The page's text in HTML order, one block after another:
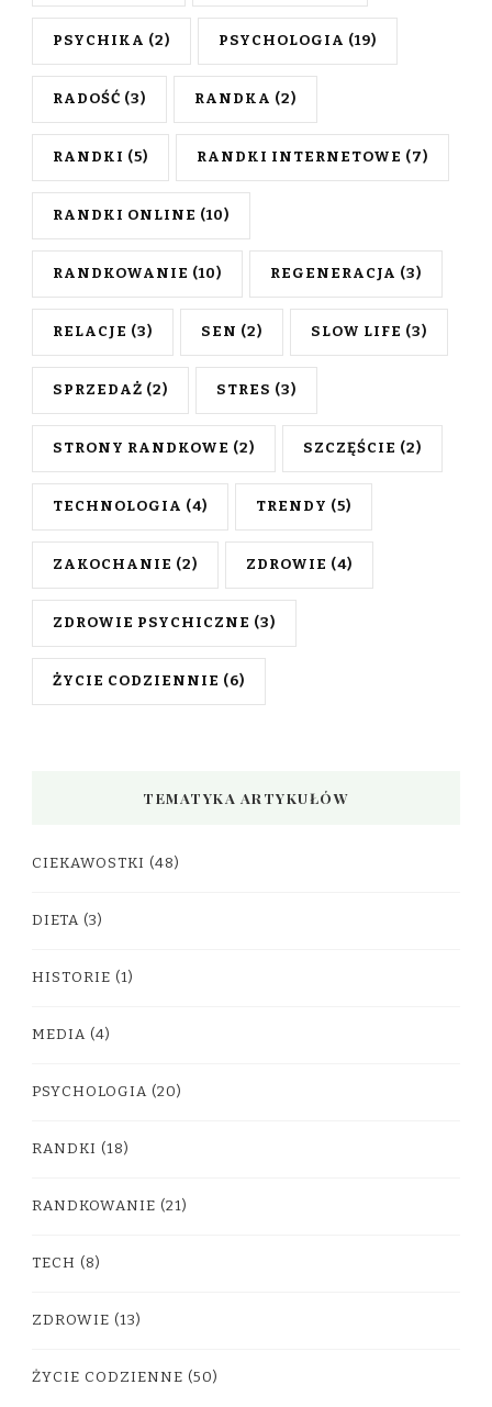
PSYCHIKA (2) PSYCHOLOGIA (19)
RADOŚĆ (3) RANDKA (2)
RANDKI (5) RANDKI INTERNETOWE (7)
RANDKI ONLINE (10)
RANDKOWANIE (10) REGENERACJA (3)
RELACJE (3) SEN (2) SLOW LIFE (3)
SPRZEDAŻ (2) STRES (3)
STRONY RANDKOWE (2) SZCZĘŚCIE (2)
TECHNOLOGIA (4) TRENDY (5)
ZAKOCHANIE (2) ZDROWIE (4)
ZDROWIE PSYCHICZNE (3)
ŻYCIE CODZIENNIE (6)
TEMATYKA ARTYKUŁÓW
CIEKAWOSTKI (48)
DIETA (3)
HISTORIE (1)
MEDIA (4)
PSYCHOLOGIA (20)
RANDKI (18)
RANDKOWANIE (21)
TECH (8)
ZDROWIE (13)
ŻYCIE CODZIENNE (50)